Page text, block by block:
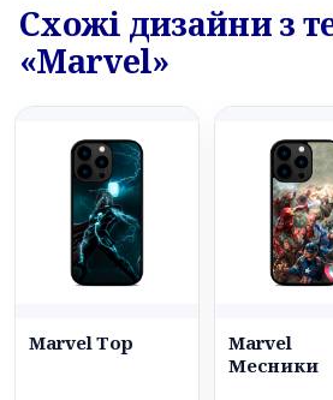
Схожі дизайни з
«Marvel»
Marvel Тор
Marvel
Месники